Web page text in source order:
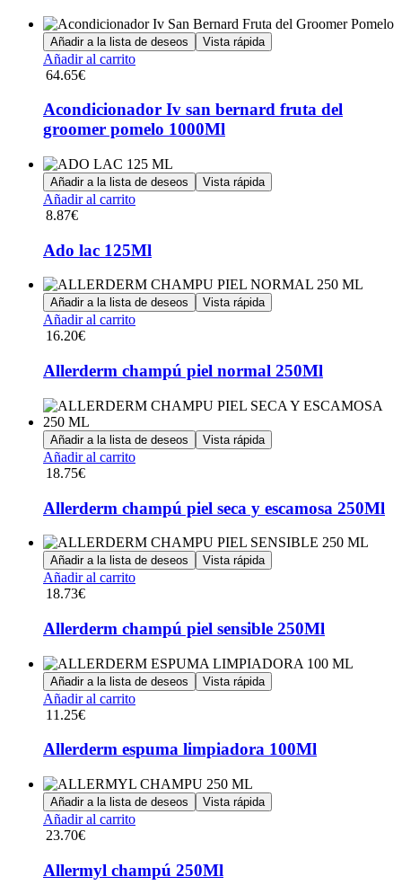
Añadir a la lista de deseos Vista rápida
Añadir al carrito
64.65€
Acondicionador Iv san bernard fruta del
groomer pomelo 1000Ml
Añadir a la lista de deseos Vista rápida
Añadir al carrito
8.87€
Ado lac 125Ml
Añadir a la lista de deseos Vista rápida
Añadir al carrito
16.20€
Allerderm champú piel normal 250Ml
Añadir a la lista de deseos Vista rápida
Añadir al carrito
18.75€
Allerderm champú piel seca y escamosa 250Ml
Añadir a la lista de deseos Vista rápida
Añadir al carrito
18.73€
Allerderm champú piel sensible 250Ml
Añadir a la lista de deseos Vista rápida
Añadir al carrito
11.25€
Allerderm espuma limpiadora 100Ml
Añadir a la lista de deseos Vista rápida
Añadir al carrito
23.70€
Allermyl champú 250Ml